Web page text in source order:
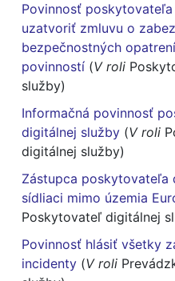
Povinnosť
uzatvoriť zmluvu o
bezpečnostných
povinností (V roli
služby)
Informačná povinnosť
digitálnej služby (V roli
digitálnej služby)
Zástupca poskytovateľa
sídliaci mimo územia
Poskytovateľ digitálnej
Povinnosť hlásiť všetky
incidenty (V roli